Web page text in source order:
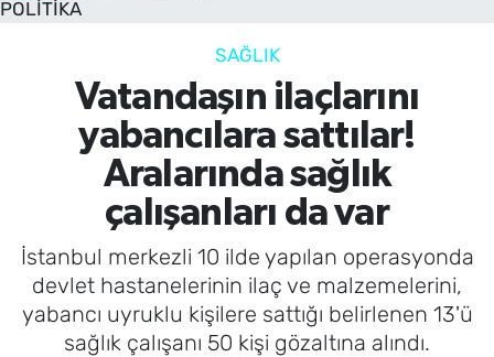
POLİTİKA
SAĞLIK
Vatandaşın ilaçlarını
yabancılara sattılar!
Aralarında sağlık
çalışanları da var
İstanbul merkezli 10 ilde yapılan operasyonda
devlet hastanelerinin ilaç ve malzemelerini,
yabancı uyruklu kişilere sattığı belirlenen 13'ü
sağlık çalışanı 50 kişi gözaltına alındı.